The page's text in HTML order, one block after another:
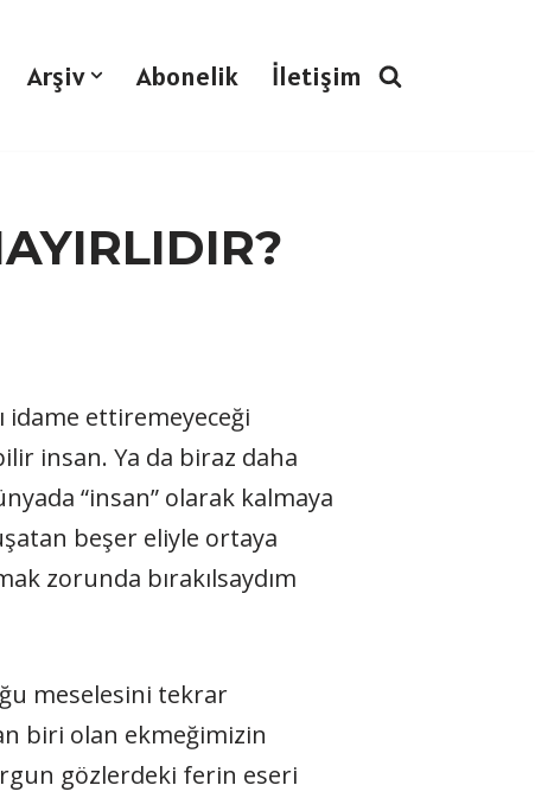
Arşiv Abonelik İletişim
idame ettiremeyeceği
insan. Ya da biraz daha
“insan” olarak kalmaya
beşer eliyle ortaya
zorunda bırakılsaydım
meselesini tekrar
biri olan ekmeğimizin
gözlerdeki ferin eseri